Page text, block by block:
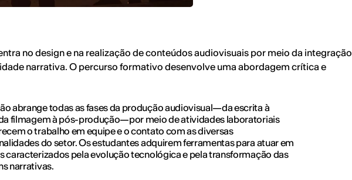
no design e na realização de conteúdos audiovisuais por meio da integração
narrativa. O percurso formativo desenvolve uma abordagem crítica e
abrange todas as fases da produção audiovisual—da escrita à
filmagem à pós-produção—por meio de atividades laboratoriais
o trabalho em equipe e o contato com as diversas
do setor. Os estudantes adquirem ferramentas para atuar em
caracterizados pela evolução tecnológica e pela transformação das
narrativas.